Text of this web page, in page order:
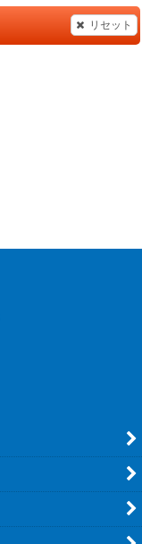
リセット